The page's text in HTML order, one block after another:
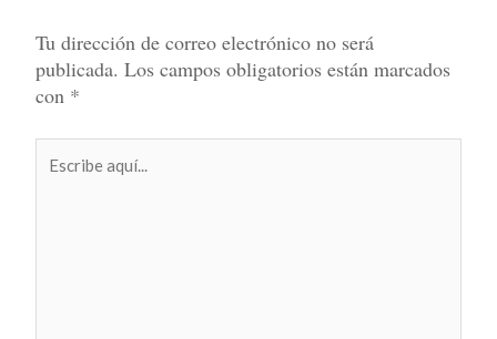
Tu dirección de correo electrónico no será
publicada. Los campos obligatorios están marcados
con *
aquí...